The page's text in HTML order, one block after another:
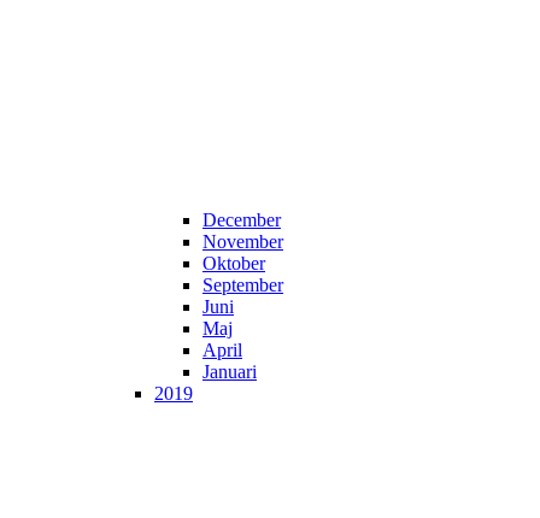
December
November
Oktober
September
Juni
Maj
April
Januari
2019